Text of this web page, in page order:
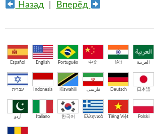
Назад| Вперёд
Español English Português 中文 हिंदी العربية
עברית Indonesia Kiswahili فارسی Deutsch 日本語
اُردو Italiano 한국어 Ελληνικά Tiếng Việt Polski